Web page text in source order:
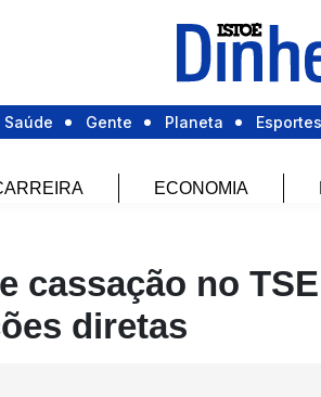
Saúde Gente Planeta Esportes
ECONOMIA
cassação no
diretas